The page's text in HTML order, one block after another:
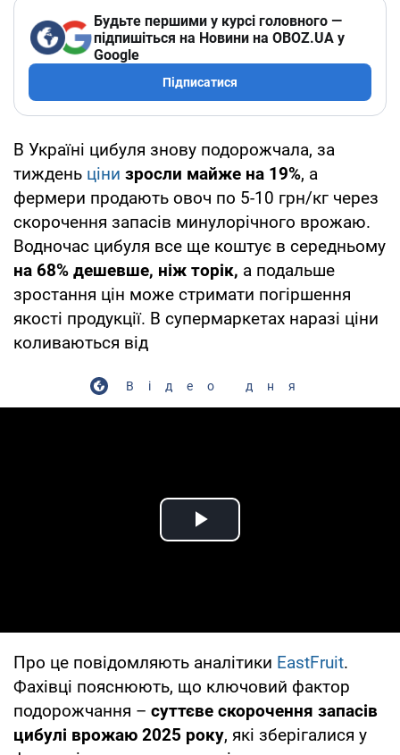
Будьте першими у курсі головного —
підпишіться на Новини на OBOZ.UA у
Google
Підписатися
В Україні цибуля знову подорожчала, за
тиждень ціни зросли майже на 19%, а
фермери продають овоч по 5-10 грн/кг через
скорочення запасів минулорічного врожаю.
Водночас цибуля все ще коштує в середньому
на 68% дешевше, ніж торік, а подальше
зростання цін може стримати погіршення
якості продукції. В супермаркетах наразі ціни
коливаються від
Відео дня
Play Video
Про це повідомляють аналітики EastFruit.
Фахівці пояснюють, що ключовий фактор
подорожчання – суттєве скорочення запасів
цибулі врожаю 2025 року, які зберігалися у